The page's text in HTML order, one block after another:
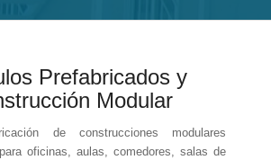
Prefabricados y
Modular
de construcciones modulares
oficinas, aulas, comedores, salas de